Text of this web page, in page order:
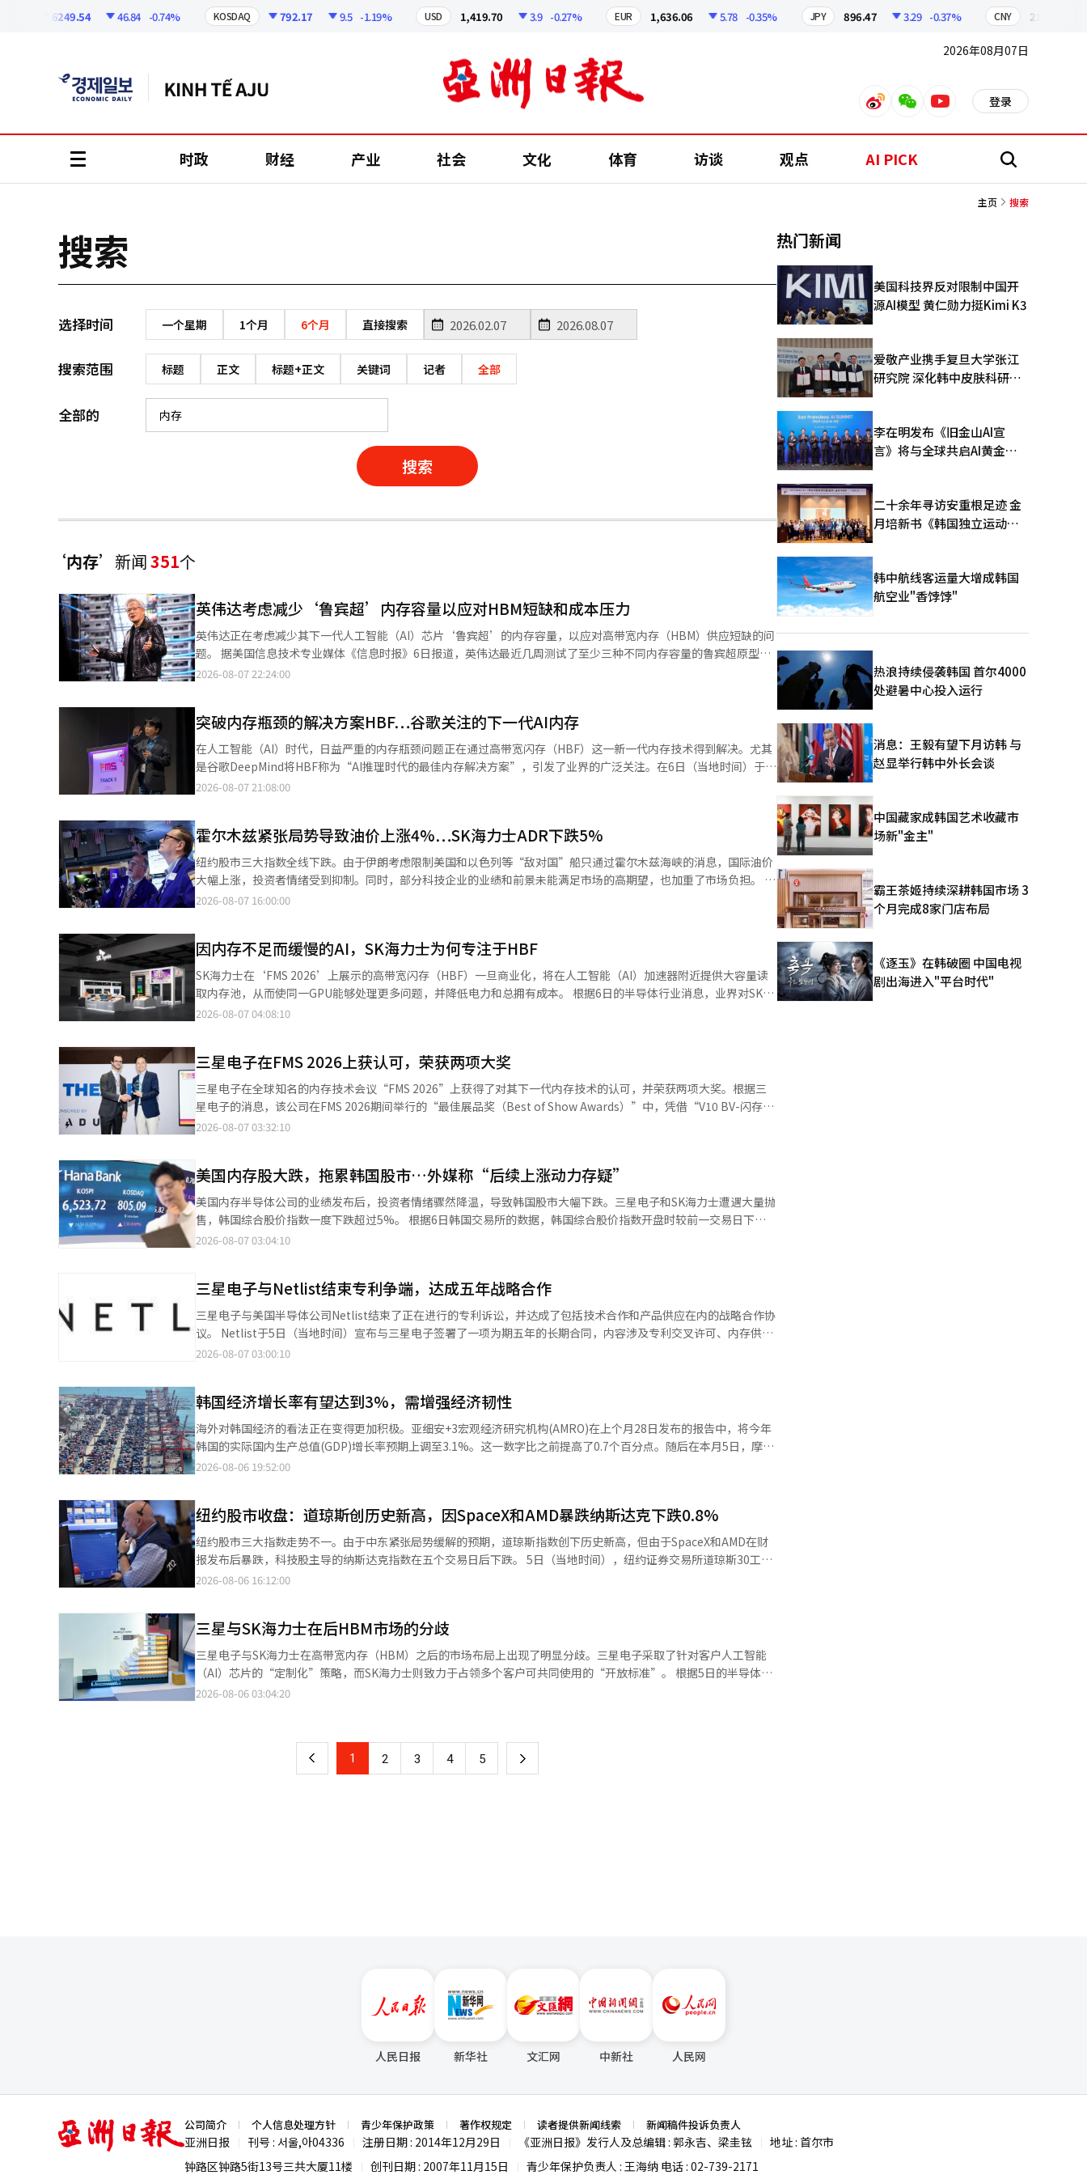
6249.54 46.84 -0.74% KOSDAQ 792.17 9.5 -1.19% USD 1,419.70 3.9 -0.27% EUR 1,636.06 5.78 -0.35% JPY 896.47 3.29 -0.37% CNY 210.45
2026年08月07日
weiboweixinyoutube 登录
时政 财经 产业 社会 文化 体育 访谈 观点 AI PICK 搜
主页 搜索
搜索
选择时间 一个星期 1个月 6个月 直接搜索
搜索范围 标题 正文 标题+正文 关键词 记者 全部
全部的
搜索
‘内存’ 新闻351个
英伟达考虑减少‘鲁宾超’内存容量以应对HBM短缺和成本压力
英伟达正在考虑减少其下一代人工智能（AI）芯片‘鲁宾超’的内存容量，以应对高带宽内存（HBM）供应短缺的问
题。 据美国信息技术专业媒体《信息时报》6日报道，英伟达最近几周测试了至少三种不同内存容量的鲁宾超原型
机，引用了三位消息人士的话。 部分原型机配备了每个图形处理器（GPU）192吉字节（GB）的HBM，其他产品则
下一代GPU的设计。 英伟达去年公布了鲁宾超的计划，预计每个GPU将配备约256GB的HBM4E，总容量可达1TB。
此次测试的192GB产品比原计划的内存容量减少了25%。 考虑到目前生产的‘维拉·鲁宾’每个GPU最大可搭载
288GB的HBM4，鲁宾超测试产品的内存容量比现有产品少了11%至33%。 内存容量的减少可能会导致处理大型AI
模型时性能下降，但也可能降低产品价格。一些英伟达客户表示，“低容量产品可能有助于降低成本”。 AI技术研究
机构Epoch AI分析称，“在先进的AI芯片制造成本中，HBM占据了超过一半的比例”。HBM的供应量和价格已成为
的AI合作计划，并与SK海力士推动HBM4、HBM4E等下一代内存的开发和供应扩展。SK海力士也计划在未来五年内
将内存生产能力提高一倍。 鲁宾超的最终内存容量和销售价格尚未确定。英伟达预计将在明年下半年出货前，根据
HBM4E的供应情况、成本和客户需求等因素调整规格。※ 本报道经人工智能（AI）系统翻译与编辑。
2026-08-07 22:24:00
突破内存瓶颈的解决方案HBF…谷歌关注的下一代AI内存
在人工智能（AI）时代，日益严重的内存瓶颈问题正在通过高带宽闪存（HBF）这一新一代内存技术得到解决。尤其
是谷歌DeepMind将HBF称为“AI推理时代的最佳内存解决方案”，引发了业界的广泛关注。在6日（当地时间）于美
国加利福尼亚举行的全球最大内存会议FMS 2026上，SK海力士、谷歌DeepMind和闪迪共同进行了以“HBF突破内
与HBM相当的数据传输速度，同时基于闪存大幅提升容量。HBF并不是取代HBM，而是与HBM并存，以补充不足的
内存容量。此次讨论的意义在于，谷歌DeepMind作为直接开发和运营AI模型的企业，公开提及HBF的必要性，增强
了市场扩展的可能性。谷歌DeepMind的研究员肖宇马指出，AI产业正在迅速从以学习（Training）为中心转向以推
理（Inference）为中心。他预测，从2024年到2034年，AI推理芯片市场规模将增长超过10倍，并表示仅凭现有内存
结构难以满足这一需求。他解释说，随着AI模型参数的快速增加，以及处理图像、视频、音频的多模态AI的普及，随
量会降低带宽，而提高带宽则会增加成本和电力消耗，这是一种矛盾关系。HBF是一个新的替代方案，能够同时实现
高带宽和能效。”闪迪强调了HBF在AI推理系统中的经济性。副总裁拉吉夫·纳加比拉巴表示，应用HBF可以有效管
理KV缓存，从而将系统的KV识别率提高两倍以上，最终缩短令牌生成时间，降低GPU使用率和运营成本。此外，由
于HBF基于闪存，具有断电后数据仍能保持的非易失性特性，能够长期存储数据，并且在读取比例较高的AI推理环境
中，闪存的耐用性问题也能得到有效解决。SK海力士强调，为了实现HBF的商业化，不仅需要内存本身的创新，还需
采用预取（Prefetching）、移动窗口内存（Moving Window Memory）、混合内存架构等硬件与软件共同设计的
协同设计（Co-design）方法。”他进一步指出：“为了在实际AI系统中充分利用HBF，xPU设计公司、LLM开发者
和软件工程师等多方生态参与者需要共同制定高质量的标准。”早前，SK海力士与闪迪于今年2月成立了HBF标准化
联盟，并在6个月内发布了首个标准规格。该规格基于8层和16层闪存堆叠，支持最大512GB的容量，带宽分为三个
等级，规定可实现每秒0.4TB至3.0TB的传输速度。目前，参与该联盟的有SK海力士、闪迪、谷歌、天数科技等。 ※
2026-08-07 21:08:00
霍尔木兹紧张局势导致油价上涨4%…SK海力士ADR下跌5%
纽约股市三大指数全线下跌。由于伊朗考虑限制美国和以色列等“敌对国”船只通过霍尔木兹海峡的消息，国际油价
大幅上涨，投资者情绪受到抑制。同时，部分科技企业的业绩和前景未能满足市场的高期望，也加重了市场负担。 6
日（当地时间）纽约证券交易所，道琼斯工业平均指数收盘下跌464.02点（0.85%），报53885.10点。 以大盘股为
涨，导致物价和利率压力加大。伊朗半官方的法尔斯通讯社报道，伊朗议会委员会正在审议禁止美国和以色列等“敌
对国”船只通过霍尔木兹海峡的法案。该法案还规定，违反规定的船只将被处以货物价值最高20%的罚款。 西德克
萨斯中质油（WTI）上涨2.75%，报每桶77.29美元，布伦特油上涨3.83%，报82.49美元。霍尔木兹海峡的紧张局势
再次加剧，导致近期美伊达成协议的预期有所减弱。 由于油价上涨引发的通货膨胀担忧，国债收益率也随之上升。美
国10年期国债收益率从前一日的4.617%上升至4.668%。市场普遍担心，如果物价上涨趋势未能减缓，美国联邦储备
价下跌6.8%。尽管这两家公司均给出了超出市场预期的季度营收展望，但由于人工智能（AI）和内存价格上涨带来的
投资者期望未能实现，市场反应不佳。 内存半导体股在早盘也出现大幅下跌。美光一度下跌超过7%，但随后大部分
回升，最终收跌1.3%。SK海力士美国存托凭证（ADR）下跌5%。由于闪迪和西部数据的业绩发布引发了对内存价格
上涨势头减缓的担忧。 软件公司表现也不佳。数字广告平台AppLovin季度营收未达市场预期，股价暴跌19.7%。云
安全公司DataDog预计第三季度营收增速将放缓，股价下跌19%。 相反，尽管SpaceX早期投资者和员工持有的股票
日即将发布的美国7月就业报告。此前发布的每周新失业救济申请人数略有增加，但裁员人数创下两年来最低水平。
就业数据结果预计将影响美联储未来的利率决策。※ 本报道经人工智能（AI）系统翻译与编辑。
2026-08-07 16:00:00
因内存不足而缓慢的AI，SK海力士为何专注于HBF
SK海力士在‘FMS 2026’上展示的高带宽闪存（HBF）一旦商业化，将在人工智能（AI）加速器附近提供大容量读
取内存池，从而使同一GPU能够处理更多问题，并降低电力和总拥有成本。 根据6日的半导体行业消息，业界对SK海
力士的HBF战略评价为通过内存层次的重新配置来解决AI推理基础设施的瓶颈。这是因为它在提升HBM性能的竞争之
量为512GB，带宽为0.4~3.0TB/s。 海外专家特别关注容量的改善。HBM虽然速度快，但搭载容量有限且价格昂贵。
在大规模语言模型推理中，模型权重和KV缓存不断增大。随着用户的增加，同一GPU内需要存储和调用的数据也在增
加。 IT专业媒体Tom's Hardware将HBF评估为AI推理的新内存层次，指出其能够在处理器附近提供经济上难以仅靠
HBM提供的大容量内存池的优势。然而，它在延迟方面难以超越HBM。 这种局限性被分析为决定HBF用途的关键。
HBM负责最需要快速访问的数据，而HBF则承担需要大容量的读取中心数据的辅助角色。因此，HBF预计将首先用于
结构适合读取中心的推理任务。将AI模型放在HBF上，并将HBM作为高速缓存使用，可以以另一种方式降低内存壁
垒。 SK海力士还具备业务协同效应。该公司不仅是HBM的强者，还拥有NAND业务。HBF是将这两个领域整合为一
个AI基础设施解决方案的产品。这意味着可以在客户系统中扩大内存区域，而不仅仅是销售HBM时的占比。 金千成
SK海力士部门长在FMS 2026上表示：“随着AI应用的快速普及，整个数据处理结构的重新设计已成为必然。”这也
是HBF被评估为重新划分内存与存储边界的技术原因。※ 本报道经人工智能（AI）系统翻译与编辑。
2026-08-07 04:08:10
三星电子在FMS 2026上获认可，荣获两项大奖
三星电子在全球知名的内存技术会议“FMS 2026”上获得了对其下一代内存技术的认可，并荣获两项大奖。根据三
星电子的消息，该公司在FMS 2026期间举行的“最佳展品奖（Best of Show Awards）”中，凭借“V10 BV-闪存
（NAND）”获得了3D闪存创新奖（3D & NAND Innovation Award），同时凭借“LPDDR5X-PIM”获得了下一代
降低了功耗和发热。该技术被认为是应对人工智能时代数据存储需求激增的下一代闪存技术。与之一起获奖的
LPDDR5X-PIM是全球首款将PIM（内存内处理）技术应用于低功耗DRAM LPDDR5X的产品。该结构能够在内存内部
直接进行运算，最小化数据移动，从而同时提高系统性能和电力效率。特别是在人工智能加速器和高性能计算
（HPC）等大规模AI运算环境中，它被视为减少瓶颈的关键内存技术。三星电子表示，通过此次获奖，再次确认了其
在下一代闪存和AI内存领域的技术领导地位，并计划进一步巩固在人工智能时代的内存技术领导地位。该公司将在
愿景，活动将持续到当地时间6日。 ※ 本报道经人工智能（AI）系统翻译与编辑。
2026-08-07 03:32:10
美国内存股大跌，拖累韩国股市…外媒称“后续上涨动力存疑”
美国内存半导体公司的业绩发布后，投资者情绪骤然降温，导致韩国股市大幅下跌。三星电子和SK海力士遭遇大量抛
售，韩国综合股价指数一度下跌超过5%。 根据6日韩国交易所的数据，韩国综合股价指数开盘时较前一交易日下跌
1.81%，报6478.75点，曾一度跌至6238.32点，跌幅达到5.46%。由于急剧下跌，韩国综合股价指数触发了卖出保护
5.89%，SK海力士下跌8.75%。SK Square和三星电气分别下跌11.26%和9.88%，半导体相关股票普遍受到冲击。
彭博社报道称，“韩国综合股价指数在亚洲主要股市中表现出明显的疲软。”美国的闪迪和西部数据在业绩发布后，
盘后交易中分别下跌8%和12%，这被分析为抑制了亚洲内存半导体股的投资情绪。 尽管这两家公司均发布了超出市
场预期的业绩，但未来的增长前景未能满足投资者的高期望。由于人工智能（AI）需求和内存价格上涨的预期已在股
价中得到充分反映，业绩预期的失望导致了投资者的获利了结。 全春全球投资组合经理盖瑞·谭表示，“投资者开始
下跌。”在日本，内存公司Kioxia和半导体设备公司东京电子也大幅下跌，美国半导体股的疲软蔓延至整个亚洲市
场。 在纽约股市，AMD尽管发布了超出市场预期的业绩，但仍下跌超过7%。在未能满足高期望的评估下，费城半导
体指数也下跌了1.40%。※ 本报道经人工智能（AI）系统翻译与编辑。
2026-08-07 03:04:10
三星电子与Netlist结束专利争端，达成五年战略合作
三星电子与美国半导体公司Netlist结束了正在进行的专利诉讼，并达成了包括技术合作和产品供应在内的战略合作协
议。 Netlist于5日（当地时间）宣布与三星电子签署了一项为期五年的长期合同，内容涉及专利交叉许可、内存供应
和技术合作。 双方同意通过此次协议撤回所有正在进行的法律诉讼，并互免责任。 三星电子将能够利用Netlist所拥
（SEC）提交的Form 8-K临时报告及其官方网站进行披露。 Netlist首席执行官洪春基表示：“能够恢复与三星电子
的合作关系意义重大，此次合作不仅是推动人工智能（AI）内存市场技术创新的契机，也是对Netlist专利技术价值的
再确认。”※ 本报道经人工智能（AI）系统翻译与编辑。
2026-08-07 03:00:10
韩国经济增长率有望达到3%，需增强经济韧性
海外对韩国经济的看法正在变得更加积极。亚细安+3宏观经济研究机构(AMRO)在上个月28日发布的报告中，将今年
韩国的实际国内生产总值(GDP)增长率预期上调至3.1%。这一数字比之前提高了0.7个百分点。随后在本月5日，摩根
士丹利将韩国经济增长率的预期上调至3.4%。曾对低增长、内需疲软和地缘政治不确定性表示担忧的全球投资银行
超繁荣，推动了出口和企业投资的双重增长。以三星电子和SK海力士为中心，AI内存需求急剧增加，形成了出口增
长、设备投资扩大和税收改善的良性循环。政府推动的AI数据中心和电力基础设施扩展、先进制造业培育等所谓
的“三大 mega 项目”也被认为是提升预期的因素。 值得注意的是，增长的支柱并不仅限于半导体。造船业正在持
续高价值船舶的订单繁荣，国防工业在全球市场上扩大了出口领域。汽车行业正在加速向电动车、混合动力车和软件
驱动汽车(SDV)转型，核电产业也在寻求扩大海外订单。韩国制造业整体正在快速适应以AI为基础的新产业秩序，海
力，趋势正在发生变化。 然而，不能仅仅满足于3%的数字。仍然不能认为国家经济整体已经复苏。虽然出口稳健，
但内需、建筑和个体经营的复苏速度较慢。如果增长的温暖未能扩散到整个产业和地方经济，那么即使高增长率也与
民众感受到的经济状况相距甚远。 外部变量也不少。美国的贸易政策变化、中东局势导致的能源价格波动以及中国经
济放缓，都是随时可能动摇增长率的风险因素。AI投资周期从长远来看也可能受到供应扩大和需求变化的影响。半导
体无疑是韩国经济的核心支柱，但过度依赖特定行业的结构也是另一种风险。 比增长率本身更重要的是增长的质量。
国家应集中力量提升未来产业的竞争力。 3%的增长率是令人欣慰的成果。必须将此次反弹巩固为韩国经济的新增长
趋势。需要冷静的准备，而非盲目的乐观。国家经济的可持续性最终来自于产业竞争力、生产力和面向未来的投资。
2026-08-06 19:52:00
纽约股市收盘：道琼斯创历史新高，因SpaceX和AMD暴跌纳斯达克下跌0.8%
纽约股市三大指数走势不一。由于中东紧张局势缓解的预期，道琼斯指数创下历史新高，但由于SpaceX和AMD在财
报发布后暴跌，科技股主导的纳斯达克指数在五个交易日后下跌。 5日（当地时间），纽约证券交易所道琼斯30工业
平均指数上涨263.18点（0.49%），收于54349.06点。 标准普尔500指数下跌13.00点（0.17%），收于7723.52点，
投资者信心。若中东的军事紧张局势缓解，原油运输恢复正常，国际油价和物价压力可能会降低。 然而，市场对谈判
是否能达成实际协议仍存警惕，导致早盘上涨幅度缩小。西德克萨斯中质原油（WTI）交易价格在每桶75美元左右，
布伦特原油在79美元左右。 在科技股方面，SpaceX暴跌13.6%，拖累纳斯达克指数。SpaceX在上市后的首次财报中
表示，营收几乎翻倍，营业亏损有所减少，但同时宣布将在人工智能数据中心等领域投入巨额资金，增加了成本压力
的担忧。 此外，SpaceX在上市时限制了现有股东的股票出售，保护期于6日解除，这也给股价带来了压力，市场担心
用英伟达的人工智能芯片，这也对AMD构成了负面影响。相反，英伟达上涨3.5%，连续五个交易日上涨。 内存半导
体股表现不一。美光下跌0.01%，基本持平，而SK海力士美国存托凭证（ADR）下跌2.2%。在财报发布前，闪迪和
2026-08-06 16:12:00
三星与SK海力士在后HBM市场的分歧
三星电子与SK海力士在高带宽内存（HBM）之后的市场布局上出现了明显分歧。三星电子采取了针对客户人工智能
（AI）芯片的“定制化”策略，而SK海力士则致力于占领多个客户可共同使用的“开放标准”。 根据5日的半导体行
业消息，三星电子与SK海力士在美国加利福尼亚州圣克拉拉举行的“FMS 2026”上展示了下一代AI内存技术，技术
着AI模型的增大，数据传输瓶颈也随之加剧，因此采用将内存更靠近的方式来解决这一问题。 定制化设计也是关键。
三星电子表示，可以在内存与AI加速器之间的中介层中加入客户特定的IP。这意味着可以根据客户的需求调整内存容
2026-08-06 03:04:20
上 1 2 3 4 5 下
热门新闻
美国科技界反对限制中国开
源AI模型 黄仁勋力挺Kimi K3
爱敬产业携手复旦大学张江
研究院 深化韩中皮肤科研合
李在明发布《旧金山AI宣
言》将与全球共启AI黄金时
二十余年寻访安重根足迹 金
月培新书《韩国独立运动圣
韩中航线客运量大增成韩国
航空业"香饽饽"
热浪持续侵袭韩国 首尔4000
处避暑中心投入运行
消息：王毅有望下月访韩 与
赵显举行韩中外长会谈
中国藏家成韩国艺术收藏市
场新"金主"
霸王茶姬持续深耕韩国市场 3
个月完成8家门店布局
《逐玉》在韩破圈 中国电视
剧出海进入"平台时代"
人民日报 新华社 文汇网 中新社 人民网
亚
洲
日
公司简介 个人信息处理方针 青少年保护政策 著作权规定 读者提供新闻线索 新闻稿件投诉负责人
亚洲日报 刊号 : 서울,아04336 注册日期 : 2014年12月29日 《亚洲日报》发行人及总编辑 : 郭永吉、梁圭铉
地址 : 首尔市
钟路区钟路5街13号三共大厦11楼
创刊日期 : 2007年11月15日 青少年保护负责人 : 王海纳 电话 : 02-739-2171